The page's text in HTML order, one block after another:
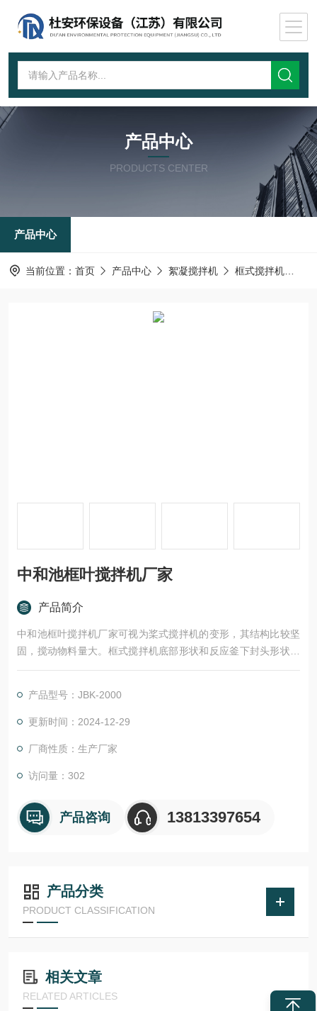
产品中心
PRODUCTS CENTER
产品中心
当前位置： 首页 产品中心 絮凝搅拌机 框式搅拌机
中和池框叶搅拌机厂家
产品简介
中和池框叶搅拌机厂家可视为桨式搅拌机的变形，其结构比较坚
固，搅动物料量大。框式搅拌机底部形状和反应釜下封头形状相
似时，通常称为锚式搅拌机。框式搅拌机直径较大，一般取反应
产品型号：JBK-2000
更新时间：2024-12-29
厂商性质：生产厂家
访问量：302
产品咨询 13813397654
产品分类
PRODUCT CLASSIFICATION
相关文章
RELATED ARTICLES